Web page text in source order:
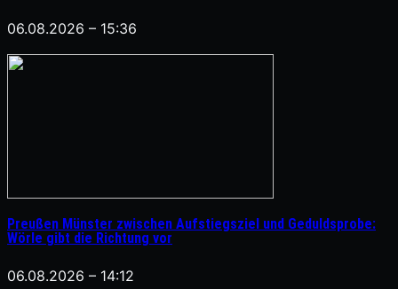
06.08.2026 – 15:36
Preußen Münster zwischen Aufstiegsziel und Geduldsprobe:
Wörle gibt die Richtung vor
06.08.2026 – 14:12